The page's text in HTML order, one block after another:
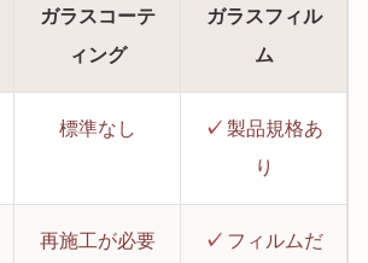
ガラスコーテ
ィング
ガラスフィル
ム
標準なし ✓ 製品規格あ
り
再施工が必要 ✓ フィルムだ